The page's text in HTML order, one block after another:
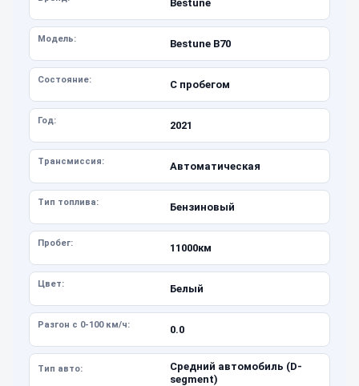
Bestune
Модель: Bestune B70
Состояние: С пробегом
Год: 2021
Трансмиссия: Автоматическая
Тип топлива: Бензиновый
Пробег: 11000км
Цвет: Белый
Разгон с 0-100 км/ч: 0.0
Тип авто:
Средний автомобиль (D-
segment)